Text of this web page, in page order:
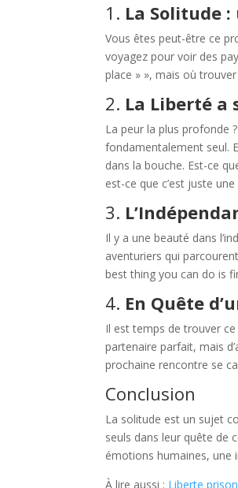
1. La Solitude :
Vous êtes peut-être ce
voyagez pour voir des
place » », mais où
2. La Liberté a
La peur la plus profonde
fondamentalement seul.
dans la bouche. Est-ce
est-ce que c’est juste
3.
Il y a une beauté dans
aventuriers qui
best thing you can do is
4. En Quête
Il est temps de trouver
partenaire parfait, mais
prochaine rencontre se
Conclusion
La solitude est un sujet
seuls dans leur quête de
émotions humaines, une
À lire aussi : Liberte